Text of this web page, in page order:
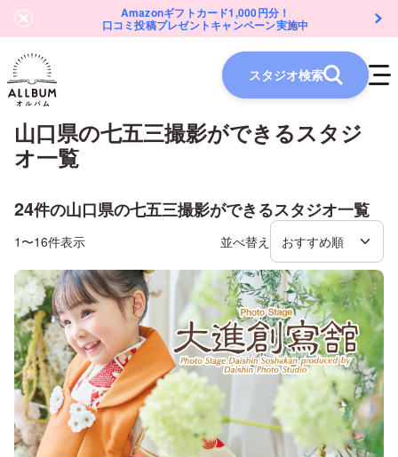
Amazonギフトカード1,000円分！
口コミ投稿プレゼントキャンペーン実施中
スタジオ検索
山口県の七五三撮影ができるスタジ
オ一覧
24件の山口県の七五三撮影ができるスタジオ一覧
1〜16件表示 並べ替え